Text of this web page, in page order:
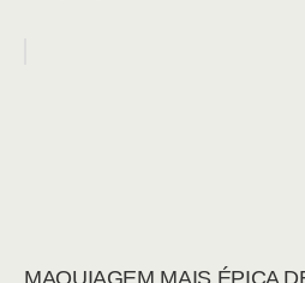
MAQUIAGEM MAIS ÉPICA